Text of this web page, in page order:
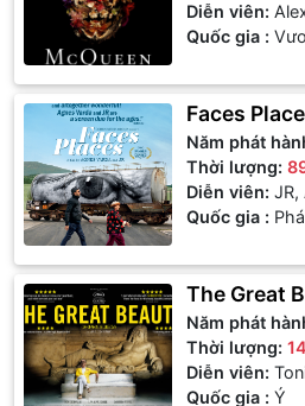
Diễn viên:
Quốc gia :
Faces
Năm phát
Thời lượng:
Diễn viên:JR,
Quốc gia :
The Great
Năm phát
Thời lượng:
Diễn viên:
Quốc gia : Ý